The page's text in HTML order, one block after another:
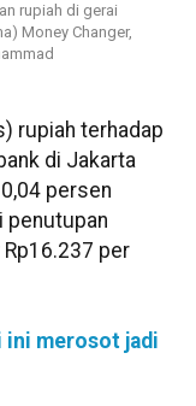
rupiah di gerai
Money Changer,
rupiah terhadap
di Jakarta
persen
penutupan
per
ini merosot jadi